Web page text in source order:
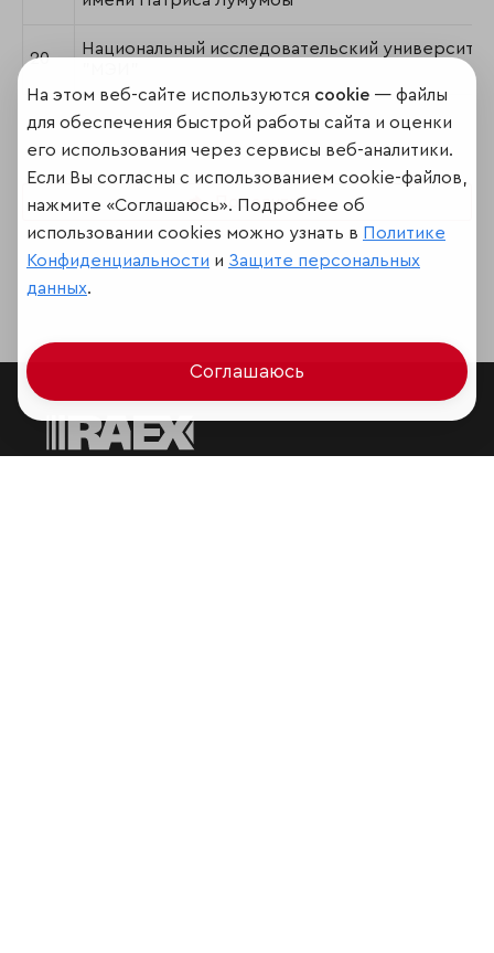
20
Национальный исследовательский университет
Поделиться
На этом веб-сайте используются cookie — файлы
для обеспечения быстрой работы сайта и оценки
его использования через сервисы веб-аналитики.
Если Вы согласны с использованием cookie-файлов,
нажмите «Соглашаюсь». Подробнее об
использовании cookies можно узнать в Политике
Конфиденциальности и Защите персональных
данных.
Соглашаюсь